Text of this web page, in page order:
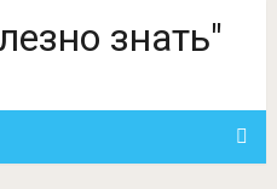
знать"